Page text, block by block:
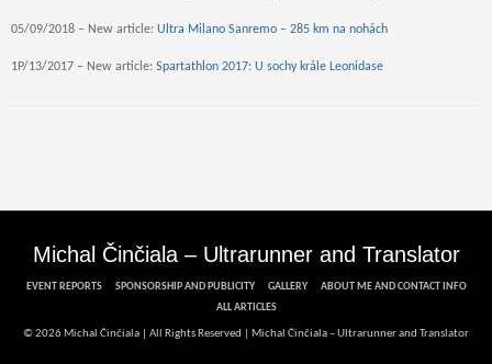
05/09/2018 – New article: Ultra Milano Sanremo – 285 km na nohách
1P/13/2017 – New article: Spartathlon 2017: U sochy krále Leonidase
Michal Činčiala – Ultrarunner and Translator
EVENT REPORTS SPONSORSHIP AND PUBLICITY GALLERY
ABOUT ME AND CONTACT INFO
ALL ARTICLES
© 2026 Michal Činčiala | All Rights Reserved | Michal Činčiala – Ultrarunner and Translator